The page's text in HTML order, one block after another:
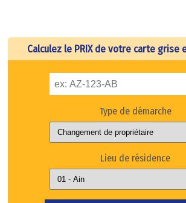
Calculez le PRIX de votre carte grise
Type de démarche
Lieu de résidence